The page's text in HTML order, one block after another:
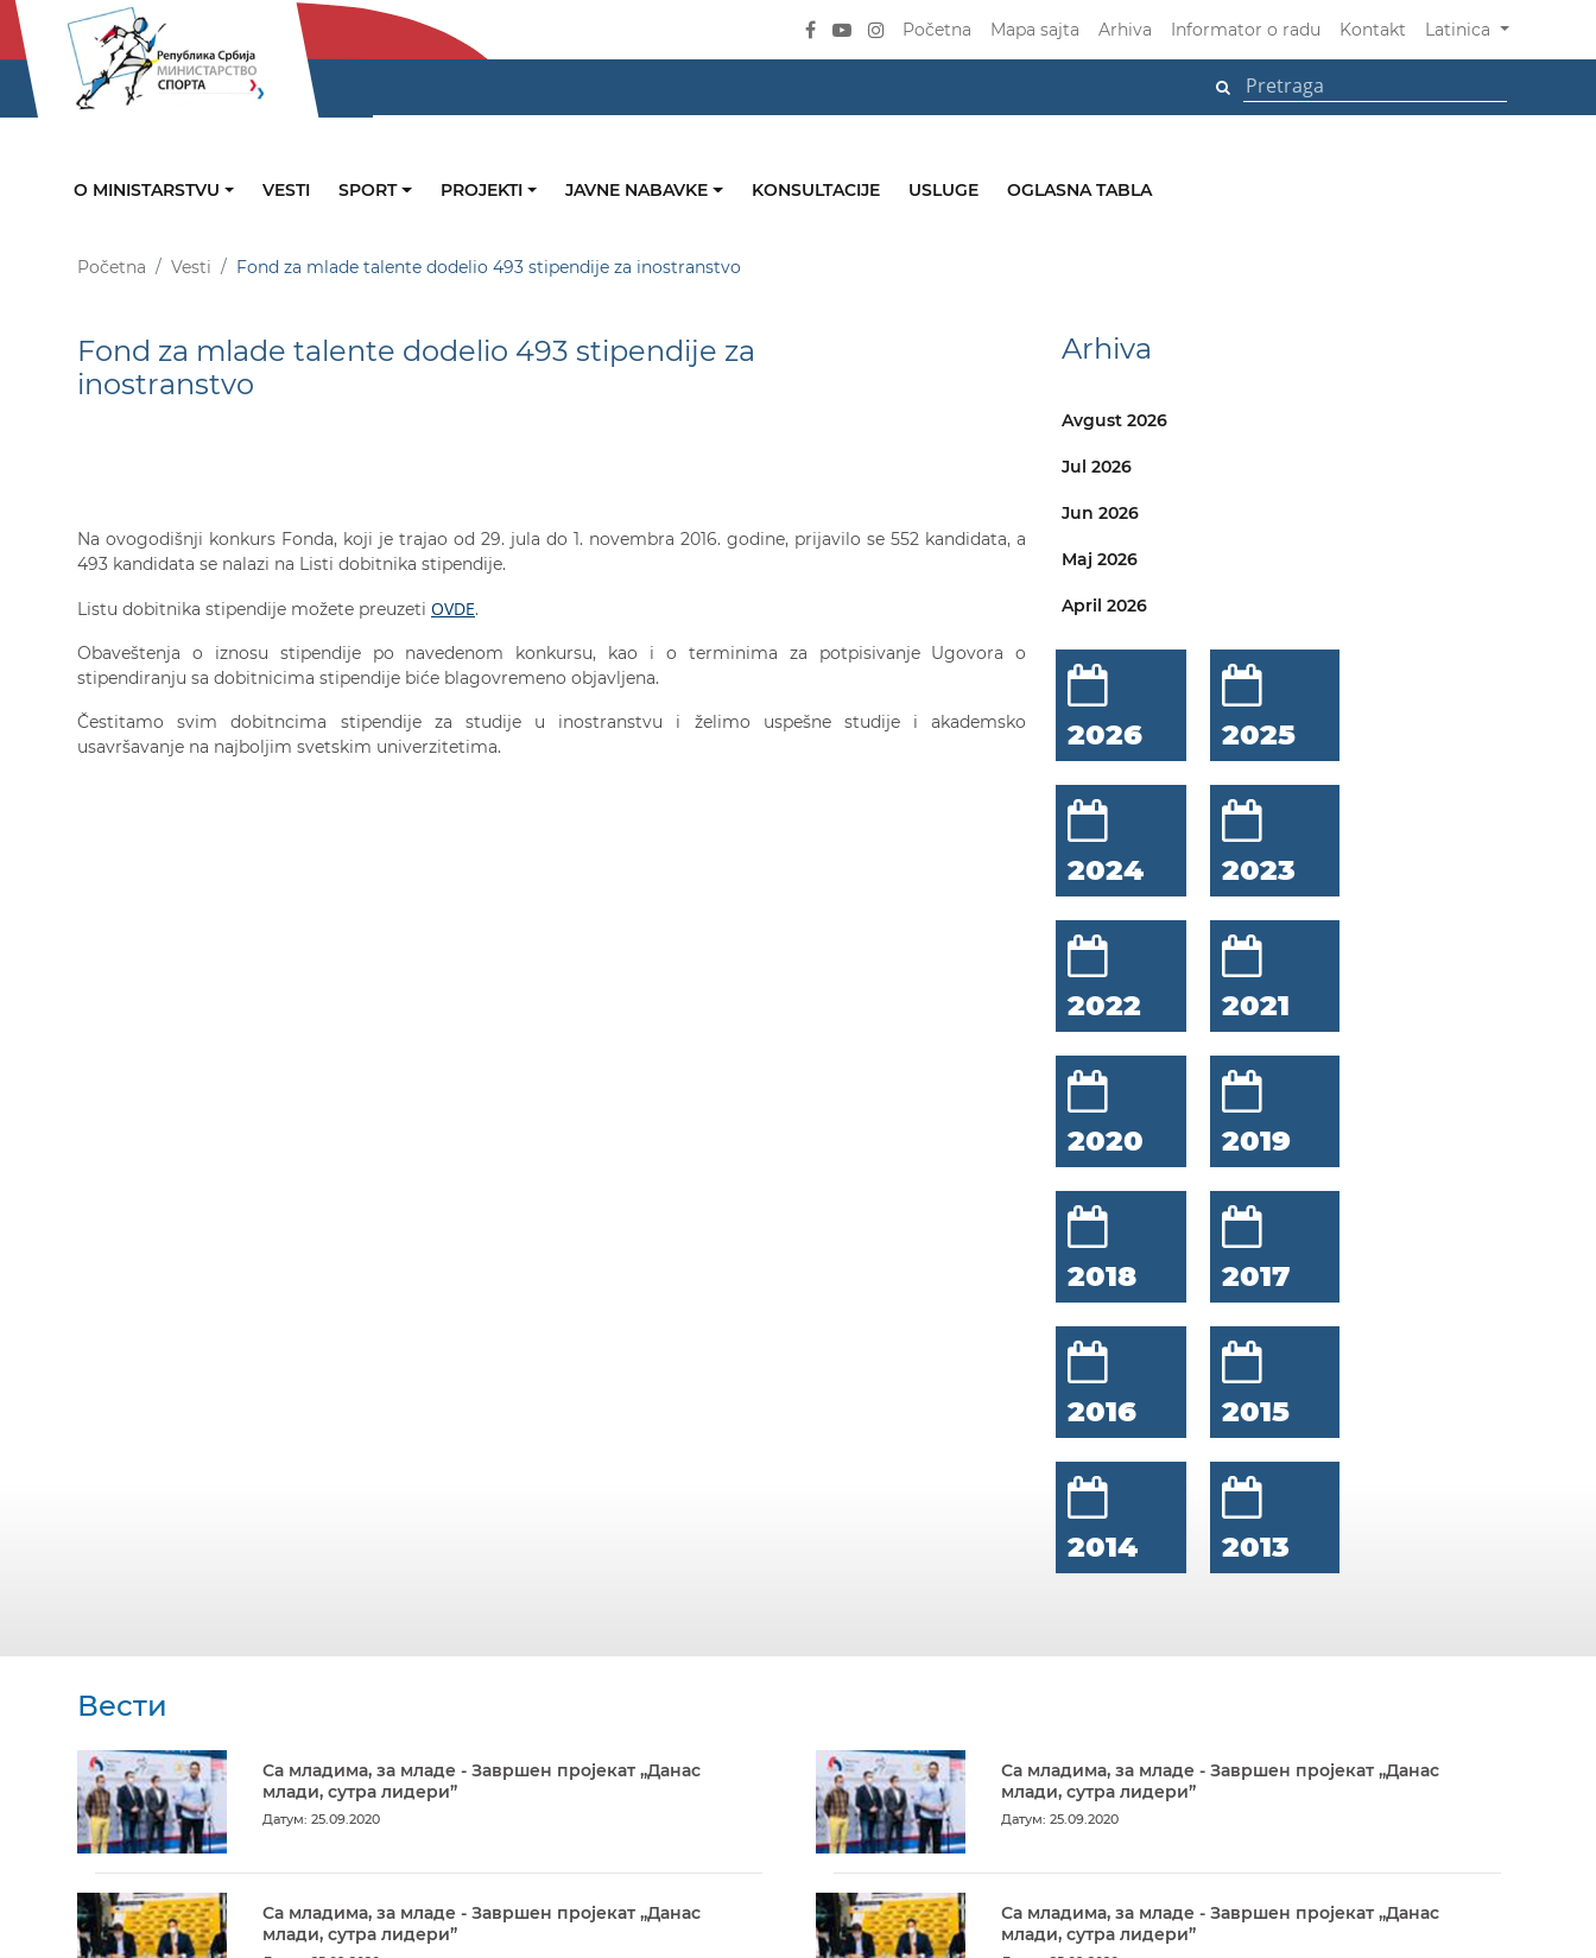
Početna Mapa sajta Arhiva Informator o radu Kontakt Latinica
O MINISTARSTVU VESTI SPORT PROJEKTI JAVNE NABAVKE KONSULTACIJE USLUGE OGLASNA TABLA
Početna Vesti Fond za mlade talente dodelio 493 stipendije za inostranstvo
Fond za mlade talente dodelio 493 stipendije za
inostranstvo
Na ovogodišnji konkurs Fonda, koji je trajao od 29. jula do 1. novembra 2016. godine, prijavilo se 552 kandidata, a
493 kandidata se nalazi na Listi dobitnika stipendije.
Listu dobitnika stipendije možete preuzeti OVDE.
Obaveštenja o iznosu stipendije po navedenom konkursu, kao i o terminima za potpisivanje Ugovora o
stipendiranju sa dobitnicima stipendije biće blagovremeno objavljena.
Čestitamo svim dobitncima stipendije za studije u inostranstvu i želimo uspešne studije i akademsko
usavršavanje na najboljim svetskim univerzitetima.
Arhiva
Avgust 2026
Jul 2026
Jun 2026
Maj 2026
April 2026
2026 2025
2024 2023
2022 2021
2020 2019
2018 2017
2016 2015
2014 2013
Вести
Са младима, за младе - Завршен пројекат „Данас
млади, сутра лидери”
Датум: 25.09.2020
Са младима, за младе - Завршен пројекат „Данас
млади, сутра лидери”
Са младима, за младе - Завршен пројекат „Данас
млади, сутра лидери”
Датум: 25.09.2020
Са младима, за младе - Завршен пројекат „Данас
млади, сутра лидери”